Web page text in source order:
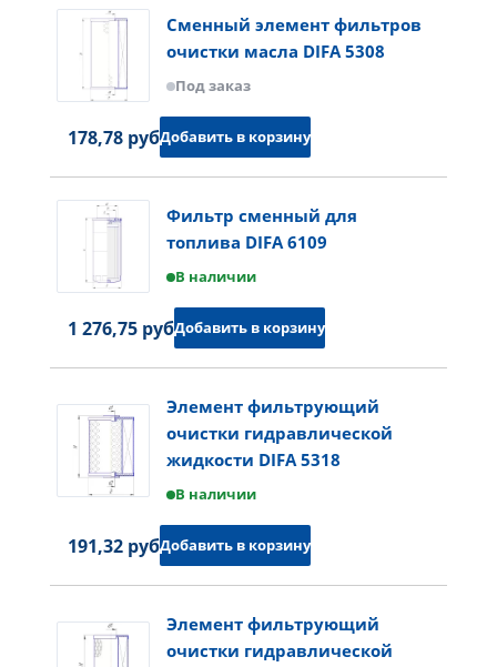
Сменный элемент фильтров
очистки масла DIFA 5308
Под заказ
178,78 руб.Добавить в корзину
Фильтр сменный для
топлива DIFA 6109
В наличии
1 276,75 руб.Добавить в корзину
Элемент фильтрующий
очистки гидравлической
жидкости DIFA 5318
В наличии
191,32 руб.Добавить в корзину
Элемент фильтрующий
очистки гидравлической